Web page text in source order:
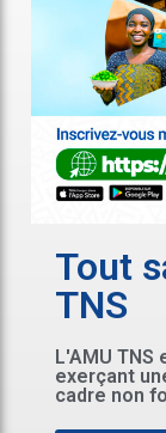
Tout
TNS
L'AMU
exerçant
cadre non